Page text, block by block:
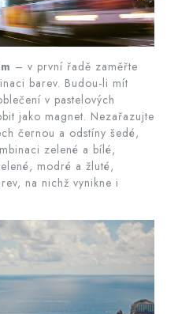
– v první řadě zaměřte
barev. Budou-li mít
v pastelových
jako magnet. Nezařazujte
černou a odstíny šedé,
zelené a bílé,
modré a žluté,
na nichž vynikne i